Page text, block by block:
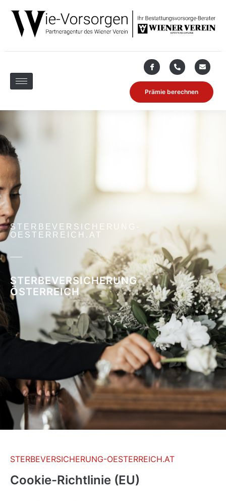
Prämie berechnen
STERBEVERSICHERUNG-
OESTERREICH.AT
STERBEVERSICHERUNG
ÖSTERREICH
STERBEVERSICHERUNG-OESTERREICH.AT
Cookie-Richtlinie (EU)